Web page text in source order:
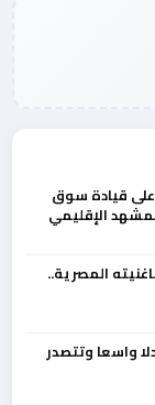
على قيادة سوق
الإقليمي
المصرية..
واسعا وتتصدر